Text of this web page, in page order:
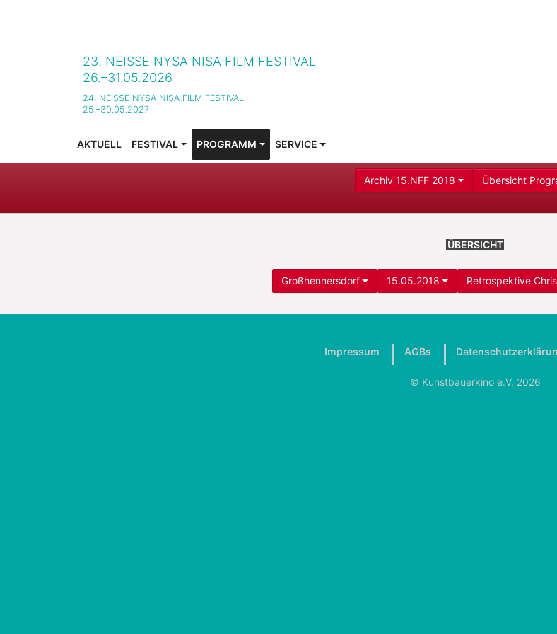
23. NEISSE NYSA NISA FILM FESTIVAL
26.–31.05.2026
24. NEISSE NYSA NISA FILM FESTIVAL
25.–30.05.2027
AKTUELL FESTIVAL
SUBMENU FOR "FESTIVAL"
PROGRAMM
SUBMENU FOR "PROGRAMM"
SERVICE
SUBMENU FOR "SERVICE"
Archiv 15.NFF 2018 Übersicht
ÜBERSICHT
Großhennersdorf 15.05.2018 Retrospektive
Impressum AGBs
© Kunstbauerkino e.V. 2026